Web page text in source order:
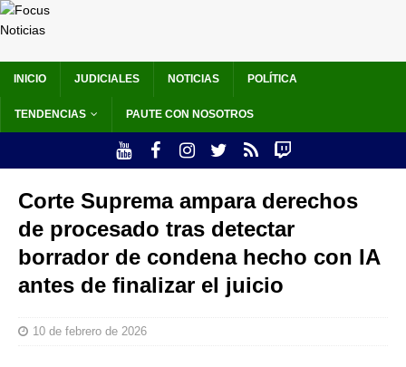
INICIO JUDICIALES NOTICIAS POLÍTICA
TENDENCIAS PAUTE CON NOSOTROS
Corte Suprema ampara derechos
de procesado tras detectar
borrador de condena hecho con IA
antes de finalizar el juicio
10 de febrero de 2026